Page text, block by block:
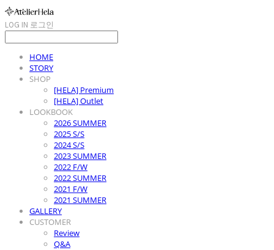
LOG IN 로그인
HOME
STORY
SHOP
[HELA] Premium
[HELA] Outlet
LOOKBOOK
2026 SUMMER
2025 S/S
2024 S/S
2023 SUMMER
2022 F/W
2022 SUMMER
2021 F/W
2021 SUMMER
GALLERY
CUSTOMER
Review
Q&A